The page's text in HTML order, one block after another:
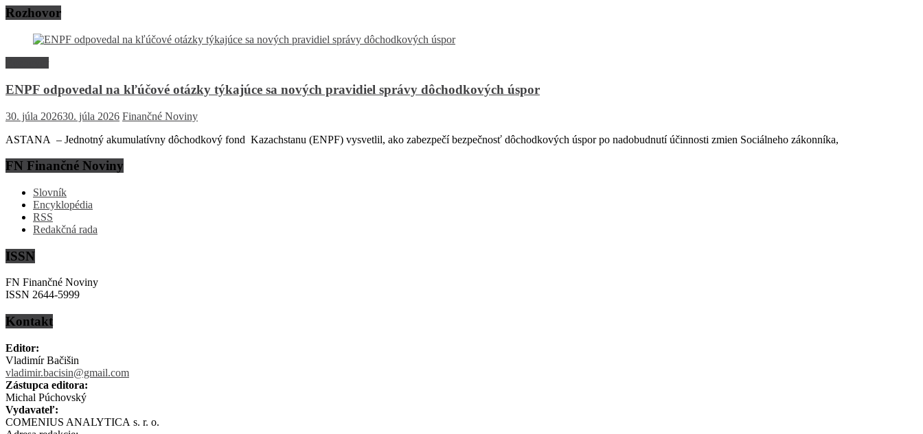
Rozhovor
ENPF odpovedal na kľúčové otázky týkajúce sa nových pravidiel správy dôchodkových úspor
30. júla 202630. júla 2026 Finančné Noviny
ASTANA – Jednotný akumulatívny dôchodkový fond Kazachstanu (ENPF) vysvetlil, ako zabezpečí bezpečnosť dôchodkových úspor po nadobudnutí účinnosti zmien Sociálneho zákonníka,
FN Finančné Noviny
Slovník
Encyklopédia
RSS
Redakčná rada
ISSN
FN Finančné Noviny
ISSN 2644-5999
Kontakt
Editor:
Vladimír Bačišin
vladimir.bacisin@gmail.com
Zástupca editora:
Michal Púchovský
Vydavateľ:
COMENIUS ANALYTICA s. r. o.